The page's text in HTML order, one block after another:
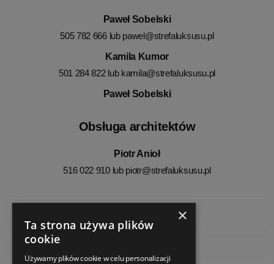
Paweł Sobelski
505 782 666 lub pawel@strefaluksusu.pl
Kamila Kumor
501 284 822 lub kamila@strefaluksusu.pl
Paweł Sobelski
Obsługa architektów
Piotr Anioł
516 022 910 lub piotr@strefaluksusu.pl
×
Ta strona używa plików
cookie
Używamy plików cookie w celu personalizacji